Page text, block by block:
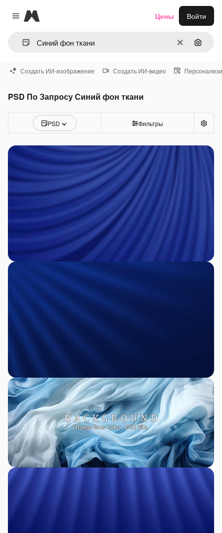
Close menu
Magnific
ОчиститьПоиск
Цены Войти
Создать ИИ-изображение Создать ИИ-видео
PSD По Запросу Синий фон ткани
PSD Фильтры